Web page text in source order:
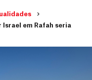
em Rafah seria